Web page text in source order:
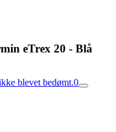
eTrex 20 - Blå
blevet bedømt.0